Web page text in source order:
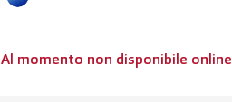
Al momento non disponibile online